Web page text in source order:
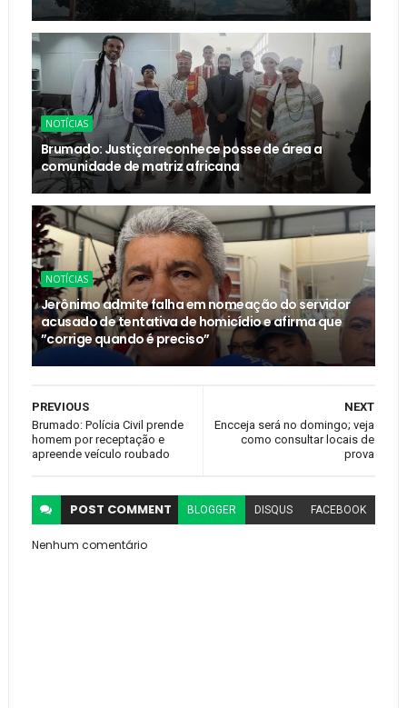
NOTÍCIAS
Brumado: Justiça reconhece posse de área a
comunidade de matriz africana
NOTÍCIAS
Jerônimo admite falha em nomeação do servidor
acusado de tentativa de homicídio e afirma que
”corrige quando é preciso”
NEXT
Encceja será no domingo; veja
como consultar locais de
prova
PREVIOUS
Brumado: Polícia Civil prende
homem por receptação e
apreende veículo roubado
POST COMMENT BLOGGER DISQUS FACEBOOK
Nenhum comentário